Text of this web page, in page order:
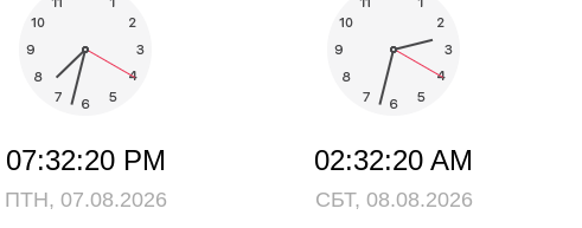
07:32:20 PM
ПТН, 07.08.2026
02:32:20 AM
СБТ, 08.08.2026